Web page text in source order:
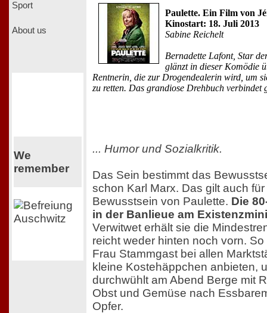
Sport
About us
We
remember
Paulette. Ein Film von
Kinostart: 18. Juli 2013
Sabine Reichelt
Bernadette Lafont, Star
glänzt in dieser Komödie
Rentnerin, die zur Drogendealerin wird, um
zu retten. Das grandiose Drehbuch verbindet
... Humor und Sozialkritik.
Das Sein bestimmt das
schon Karl Marx. Das gilt auch
Bewusstsein von Paulette. Die
in der Banlieue am
Verwitwet erhält sie die
reicht weder hinten noch vorn. So
Frau Stammgast bei allen
kleine Kostehäppchen anbieten,
durchwühlt am Abend Berge mit
Obst und Gemüse nach
Opfer.